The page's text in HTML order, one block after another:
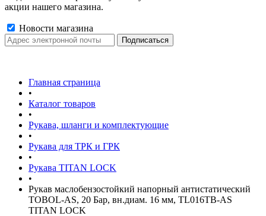
акции нашего магазина.
Новости магазина
Главная страница
•
Каталог товаров
•
Рукава, шланги и комплектующие
•
Рукава для ТРК и ГРК
•
Рукава TITAN LOCK
•
Рукав маслобензостойкий напорный антистатический
TOBOL-AS, 20 Бар, вн.диам. 16 мм, TL016TB-AS
TITAN LOCK